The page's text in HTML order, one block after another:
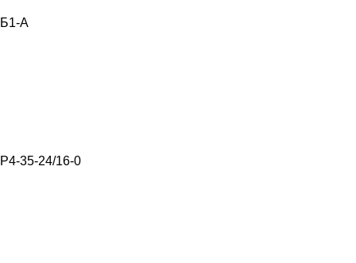
Б1-А
Р4-35-24/16-0